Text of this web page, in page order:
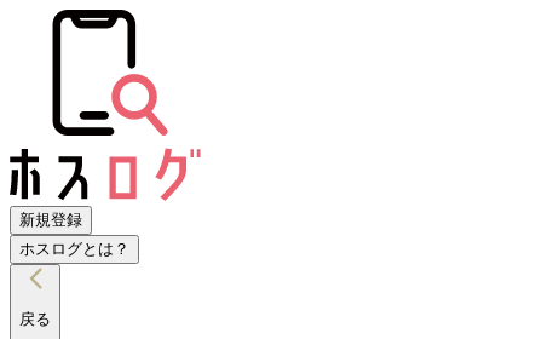
新規登録
ホスログとは？
戻る